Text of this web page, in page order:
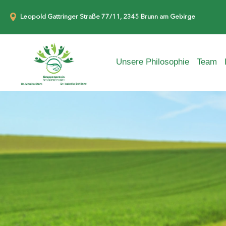
Leopold Gattringer Straße 77/11, 2345 Brunn am Gebirge
Unsere Philosophie Team